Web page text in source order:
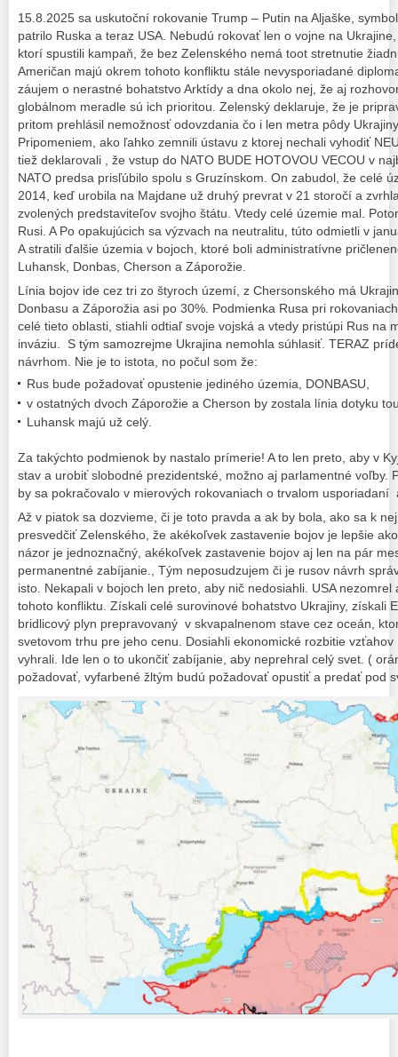
15.8.2025 sa uskutoční rokovanie Trump – Putin na Aljaške,
patrilo Ruska a teraz USA. Nebudú rokovať len o vojne na
ktorí spustili kampaň, že bez Zelenského nemá toot stretnutie
Američan majú okrem tohoto konfliktu stále nevysporiadané
záujem o nerastné bohatstvo Arktídy a dna okolo nej, že aj
globálnom meradle sú ich prioritou. Zelenský deklaruje, že je
pritom prehlásil nemožnosť odovzdania čo i len metra pôdy
Pripomeniem, ako ľahko zemnili ústavu z ktorej nechali vyhodiť
tiež deklarovali , že vstup do NATO BUDE HOTOVOU VECOU v
NATO predsa prisľúbilo spolu s Gruzínskom. On zabudol, že celé
2014, keď urobila na Majdane už druhý prevrat v 21 storočí a
zvolených predstaviteľov svojho štátu. Vtedy celé územie mal.
Rusi. A Po opakujúcich sa výzvach na neutralitu, túto odmietli v
A stratili ďalšie územia v bojoch, ktoré boli administratívne
Luhansk, Donbas, Cherson a Záporožie.
Línia bojov ide cez tri zo štyroch území, z Chersonského má
Donbasu a Záporožia asi po 30%. Podmienka Rusa pri
celé tieto oblasti, stiahli odtiaľ svoje vojská a vtedy pristúpi Rus na
inváziu. S tým samozrejme Ukrajina nemohla súhlasiť. TERAZ
návrhom. Nie je to istota, no počul som že:
Rus bude požadovať opustenie jediného územia, DONBASU,
v ostatných dvoch Záporožie a Cherson by zostala línia dotyku
Luhansk majú už celý.
Za takýchto podmienok by nastalo prímerie! A to len preto, aby v
stav a urobiť slobodné prezidentské, možno aj parlamentné voľby.
by sa pokračovalo v mierových rokovaniach o trvalom usporiadaní
Až v piatok sa dozvieme, či je toto pravda a ak by bola, ako sa k
presvedčiť Zelenského, že akékoľvek zastavenie bojov je lepšie
názor je jednoznačný, akékoľvek zastavenie bojov aj len na pár
permanentné zabíjanie., Tým neposudzujem či je rusov návrh
isto. Nekapali v bojoch len preto, aby nič nedosiahli. USA
tohoto konfliktu. Získali celé surovinové bohatstvo Ukrajiny, získali
bridlicový plyn prepravovaný v skvapalnenom stave cez oceán,
svetovom trhu pre jeho cenu. Dosiahli ekonomické rozbitie
vyhrali. Ide len o to ukončiť zabíjanie, aby neprehral celý svet. (
požadovať, vyfarbené žltým budú požadovať opustiť a predať pod